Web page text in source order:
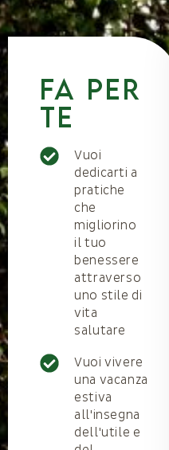
fa per
te
Vuoi
dedicarti a
pratiche
che
migliorino
il tuo
benessere
attraverso
uno stile di
vita
salutare
Vuoi vivere
una vacanza
estiva
all'insegna
dell'utile e